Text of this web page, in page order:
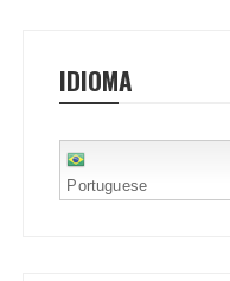
IDIOMA
Portuguese